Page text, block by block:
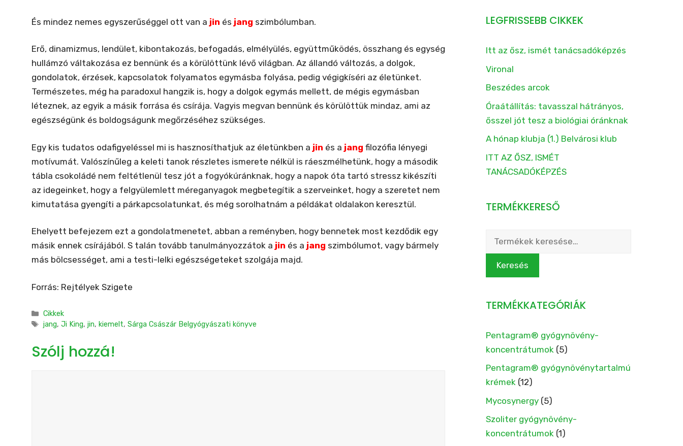
És mindez nemes egyszerűséggel ott van a jin és jang szimbólumban.
Erő, dinamizmus, lendület, kibontakozás, befogadás, elmélyülés, együttműködés, összhang és egység
hullámzó váltakozása ez bennünk és a körülöttünk lévő világban. Az állandó változás, a dolgok,
gondolatok, érzések, kapcsolatok folyamatos egymásba folyása, pedig végigkíséri az életünket.
Természetes, még ha paradoxul hangzik is, hogy a dolgok egymás mellett, de mégis egymásban
léteznek, az egyik a másik forrása és csírája. Vagyis megvan bennünk és körülöttük mindaz, ami az
egészségünk és boldogságunk megőrzéséhez szükséges.
Egy kis tudatos odafigyeléssel mi is hasznosíthatjuk az életünkben a jin és a jang filozófia lényegi
motívumát. Valószínűleg a keleti tanok részletes ismerete nélkül is ráeszmélhetünk, hogy a második
tábla csokoládé nem feltétlenül tesz jót a fogyókúránknak, hogy a napok óta tartó stressz kikészíti
az idegeinket, hogy a felgyülemlett méreganyagok megbetegítik a szerveinket, hogy a szeretet nem
kimutatása gyengíti a párkapcsolatunkat, és még sorolhatnám a példákat oldalakon keresztül.
Ehelyett befejezem ezt a gondolatmenetet, abban a reményben, hogy bennetek most kezdődik egy
másik ennek csírájából. S talán tovább tanulmányozzátok a jin és a jang szimbólumot, vagy bármely
más bölcsességet, ami a testi-lelki egészségeteket szolgája majd.
Forrás: Rejtélyek Szigete
Kategória
Cikkek
Címkék
jang,Ji King,jin, kiemelt,Sárga Császár Belgyógyászati könyve
Szólj hozzá!
LEGFRISSEBB CIKKEK
Itt az ősz, ismét tanácsadóképzés
Vironal
Beszédes arcok
Óraátállítás: tavasszal hátrányos,
ősszel jót tesz a biológiai óránknak
A hónap klubja (1.) Belvárosi klub
ITT AZ ŐSZ, ISMÉT
TANÁCSADÓKÉPZÉS
TERMÉKKERESŐ
Keresés
következőre:
Keresés
TERMÉKKATEGÓRIÁK
Pentagram® gyógynövény-
koncentrátumok (5)
Pentagram® gyógynövénytartalmú
krémek (12)
Mycosynergy (5)
Szoliter gyógynövény-
koncentrátumok (1)